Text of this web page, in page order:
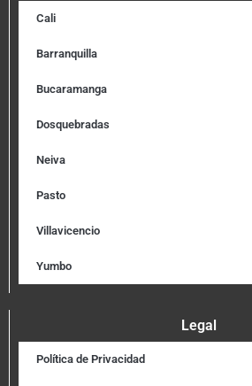
Cali
Barranquilla
Bucaramanga
Dosquebradas
Neiva
Pasto
Villavicencio
Yumbo
Legal
Política de Privacidad